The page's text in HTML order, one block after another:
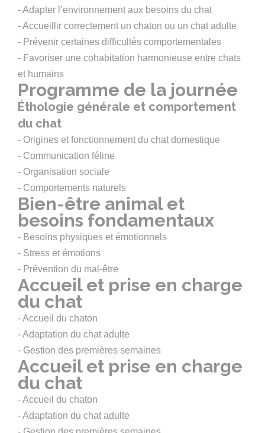
- Adapter l’environnement aux besoins du chat
- Accueillir correctement un chaton ou un chat adulte
- Prévenir certaines difficultés comportementales
- Favoriser une cohabitation harmonieuse entre chats
et humains
Programme de la journée
Éthologie générale et comportement
du chat
- Origines et fonctionnement du chat domestique
- Communication féline
- Organisation sociale
- Comportements naturels
Bien-être animal et
besoins fondamentaux
- Besoins physiques et émotionnels
- Stress et émotions
- Prévention du mal-être
Accueil et prise en charge
du chat
- Accueil du chaton
- Adaptation du chat adulte
- Gestion des premières semaines
Accueil et prise en charge
du chat
- Accueil du chaton
- Adaptation du chat adulte